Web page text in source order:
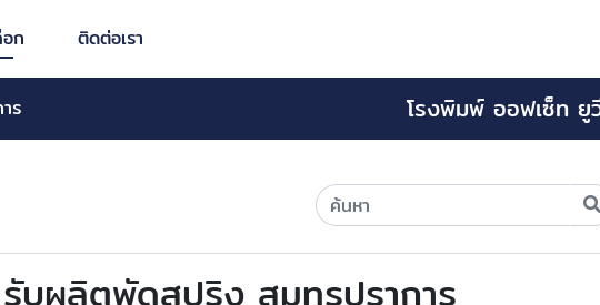
ก ติดต่อเรา
ร โรงพิมพ์ ออฟเซ็ท
รับผลิตพัดสปริง สมุทรปราการ